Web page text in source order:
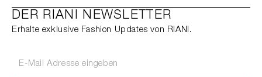
DER RIANI NEWSLETTER
Erhalte exklusive Fashion Updates von RIANI.